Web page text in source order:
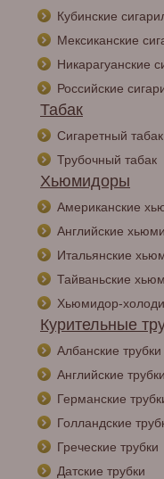
Кубинские
Мексиканские
Никарагуанские
Российские
Табак
Сигаретный табак
Трубочный табак
Хьюмидоры
Американские
Английские
Итальянские
Тайваньские
Хьюмидор-
Курительные
Албанские трубки
Английские трубки
Германские
Голландские
Греческие трубки
Датские трубки